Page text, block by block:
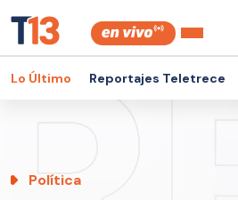
Lo Último Reportajes Teletrece
Política